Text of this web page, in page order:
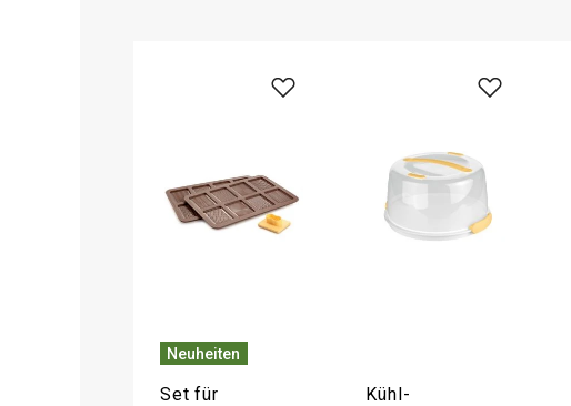
Neuheiten
Set für
Kühl-